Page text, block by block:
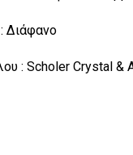
Διάφανο
: Scholer Crystal &